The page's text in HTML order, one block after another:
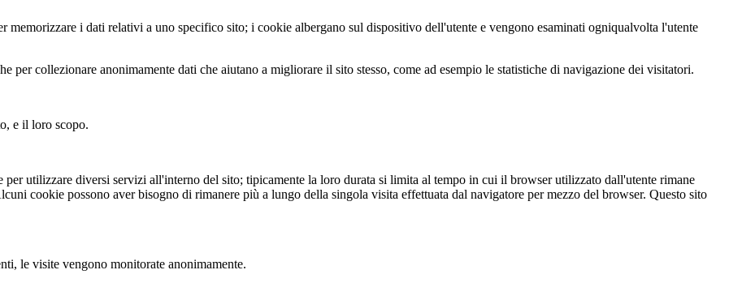
i dati relativi a uno specifico sito; i cookie albergano sul dispositivo dell'utente e vengono esaminati ogniqualvolta l'utente
per collezionare anonimamente dati che aiutano a migliorare il sito stesso, come ad esempio le statistiche di navigazione dei visitatori.
e il loro scopo.
utilizzare diversi servizi all'interno del sito; tipicamente la loro durata si limita al tempo in cui il browser utilizzato dall'utente rimane
cookie possono aver bisogno di rimanere più a lungo della singola visita effettuata dal navigatore per mezzo del browser. Questo sito
le visite vengono monitorate anonimamente.